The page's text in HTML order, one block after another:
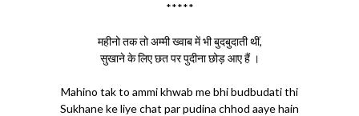
*****
महीनो तक तो अम्मी ख्वाब में भी बुदबुदाती थीं,
सुखाने के लिए छत पर पुदीना छोड़ आए हैं ।
Mahino tak to ammi khwab me bhi budbudati thi
Sukhane ke liye chat par pudina chhod aaye hain